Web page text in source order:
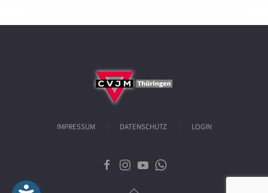
IMPRESSUM DATENSCHUTZ LOGIN